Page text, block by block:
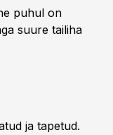
puhul on
suure tailiha
ja tapetud.